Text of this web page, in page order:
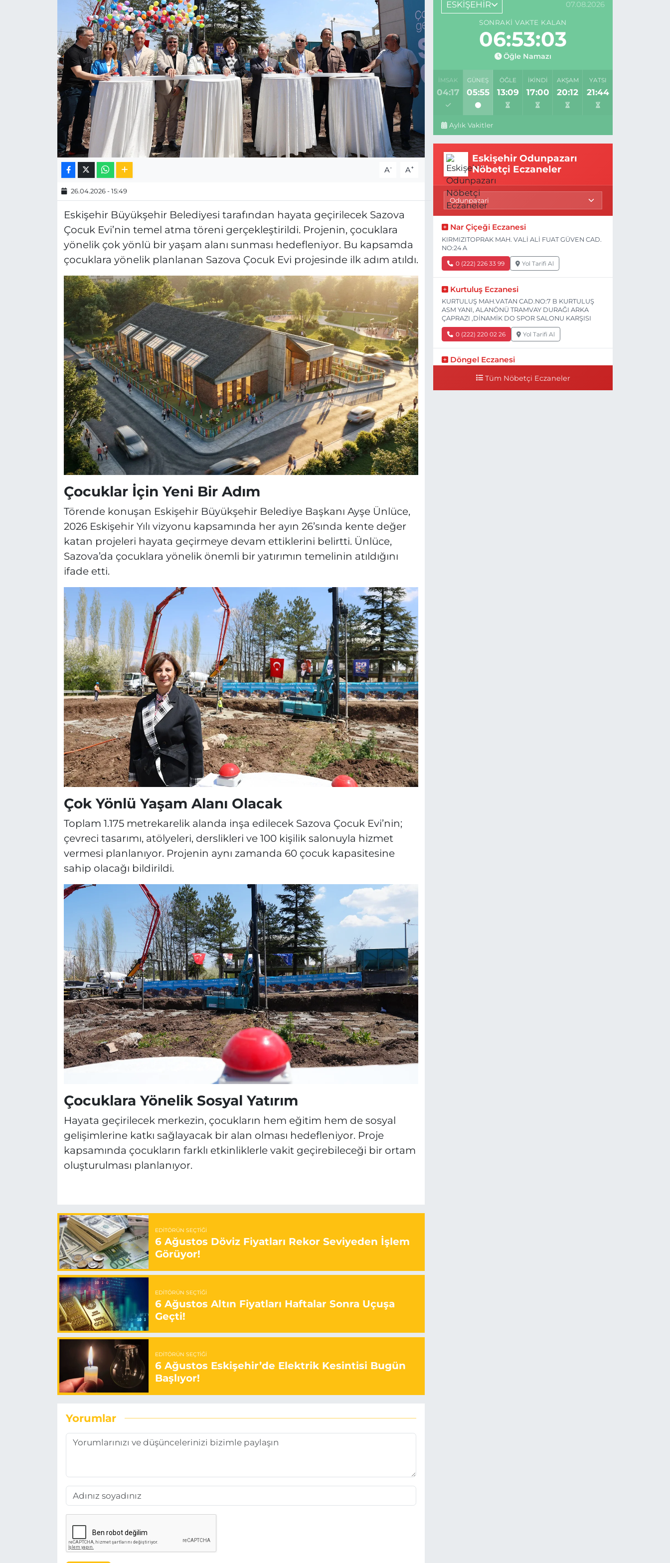
A- A+
26.04.2026 - 15:49
Eskişehir Büyükşehir Belediyesi tarafından hayata geçirilecek Sazova
Çocuk Evi’nin temel atma töreni gerçekleştirildi. Projenin, çocuklara
yönelik çok yönlü bir yaşam alanı sunması hedefleniyor. Bu kapsamda
çocuklara yönelik planlanan Sazova Çocuk Evi projesinde ilk adım atıldı.
Çocuklar İçin Yeni Bir Adım
Törende konuşan Eskişehir Büyükşehir Belediye Başkanı Ayşe Ünlüce,
2026 Eskişehir Yılı vizyonu kapsamında her ayın 26’sında kente değer
katan projeleri hayata geçirmeye devam ettiklerini belirtti. Ünlüce,
Sazova’da çocuklara yönelik önemli bir yatırımın temelinin atıldığını
ifade etti.
Çok Yönlü Yaşam Alanı Olacak
Toplam 1.175 metrekarelik alanda inşa edilecek Sazova Çocuk Evi’nin;
çevreci tasarımı, atölyeleri, derslikleri ve 100 kişilik salonuyla hizmet
vermesi planlanıyor. Projenin aynı zamanda 60 çocuk kapasitesine
sahip olacağı bildirildi.
Çocuklara Yönelik Sosyal Yatırım
Hayata geçirilecek merkezin, çocukların hem eğitim hem de sosyal
gelişimlerine katkı sağlayacak bir alan olması hedefleniyor. Proje
kapsamında çocukların farklı etkinliklerle vakit geçirebileceği bir ortam
oluşturulması planlanıyor.
EDITÖRÜN SEÇTIĞI
6 Ağustos Döviz Fiyatları Rekor Seviyeden İşlem
Görüyor!
EDITÖRÜN SEÇTIĞI
6 Ağustos Altın Fiyatları Haftalar Sonra Uçuşa
Geçti!
EDITÖRÜN SEÇTIĞI
6 Ağustos Eskişehir’de Elektrik Kesintisi Bugün
Başlıyor!
Yorumlar
ESKİŞEHİR 07.08.2026
SONRAKI VAKTE KALAN
06:53:02
Öğle Namazı
İMSAK
04:17
GÜNEŞ
05:55
ÖĞLE
13:09
İKINDI
17:00
AKŞAM
20:12
YATSI
21:44
Aylık Vakitler
Eskişehir Odunpazarı
Nöbetçi Eczaneler
Nar Çiçeği Eczanesi
KIRMIZITOPRAK MAH. VALİ ALİ FUAT GÜVEN CAD.
NO:24 A
0 (222) 226 33 99 Yol Tarifi Al
Kurtuluş Eczanesi
KURTULUŞ MAH.VATAN CAD.NO:7 B KURTULUŞ
ASM YANI, ALANÖNÜ TRAMVAY DURAĞI ARKA
ÇAPRAZI ,DİNAMİK DO SPOR SALONU KARŞISI
0 (222) 220 02 26 Yol Tarifi Al
Döngel Eczanesi
300 mt ilerisi bim markete kadar sol tarafı
Tüm Nöbetçi Eczaneler
ESKİŞEHİRSPOR